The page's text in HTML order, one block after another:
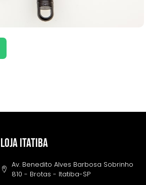
LOJA ITATIBA
Av. Benedito Alves Barbosa Sobrinho
810 - Brotas - Itatiba-SP